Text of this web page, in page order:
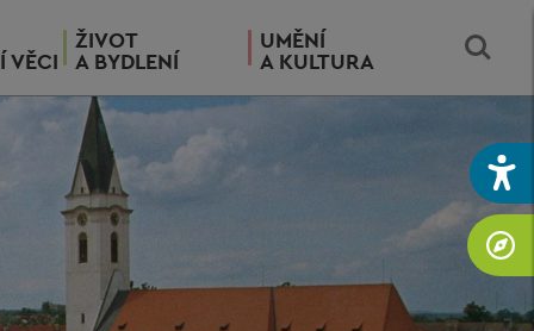
VĚCI
ŽIVOT
A BYDLENÍ
UMĚNÍ
A KULTURA